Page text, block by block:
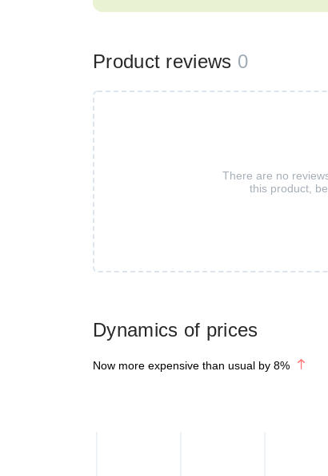
Dynamics of prices
Now more expensive than usual by 8%
Product reviews 0
There are no
this product,